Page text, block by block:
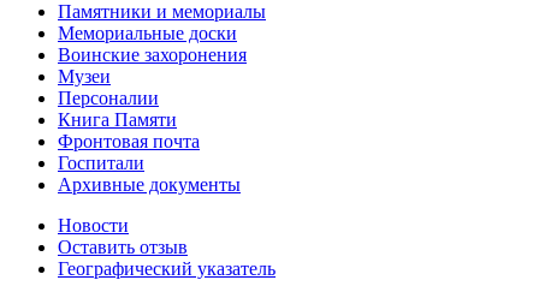
Памятники и мемориалы
Мемориальные доски
Воинские захоронения
Музеи
Персоналии
Книга Памяти
Фронтовая почта
Госпитали
Архивные документы
Новости
Оставить отзыв
Географический указатель